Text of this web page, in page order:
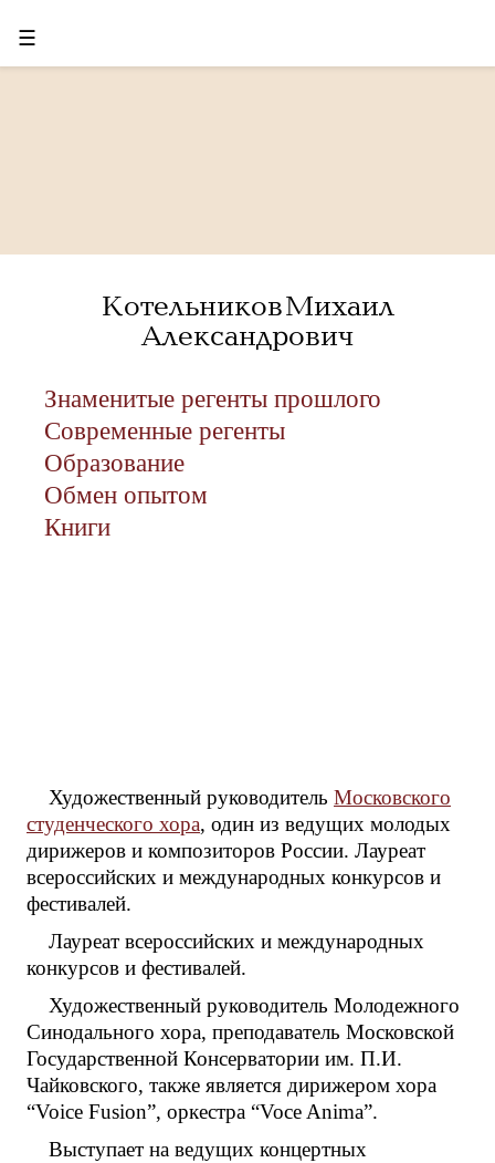
☰
Котельников Михаил
Александрович
Знаменитые регенты прошлого
Современные регенты
Образование
Обмен опытом
Книги
Художественный руководитель Московского
студенческого хора, один из ведущих молодых
дирижеров и композиторов России. Лауреат
всероссийских и международных конкурсов и
фестивалей.
Лауреат всероссийских и международных
конкурсов и фестивалей.
Художественный руководитель Молодежного
Синодального хора, преподаватель Московской
Государственной Консерватории им. П.И.
Чайковского, также является дирижером хора
“Voice Fusion”, оркестра “Voce Anima”.
Выступает на ведущих концертных